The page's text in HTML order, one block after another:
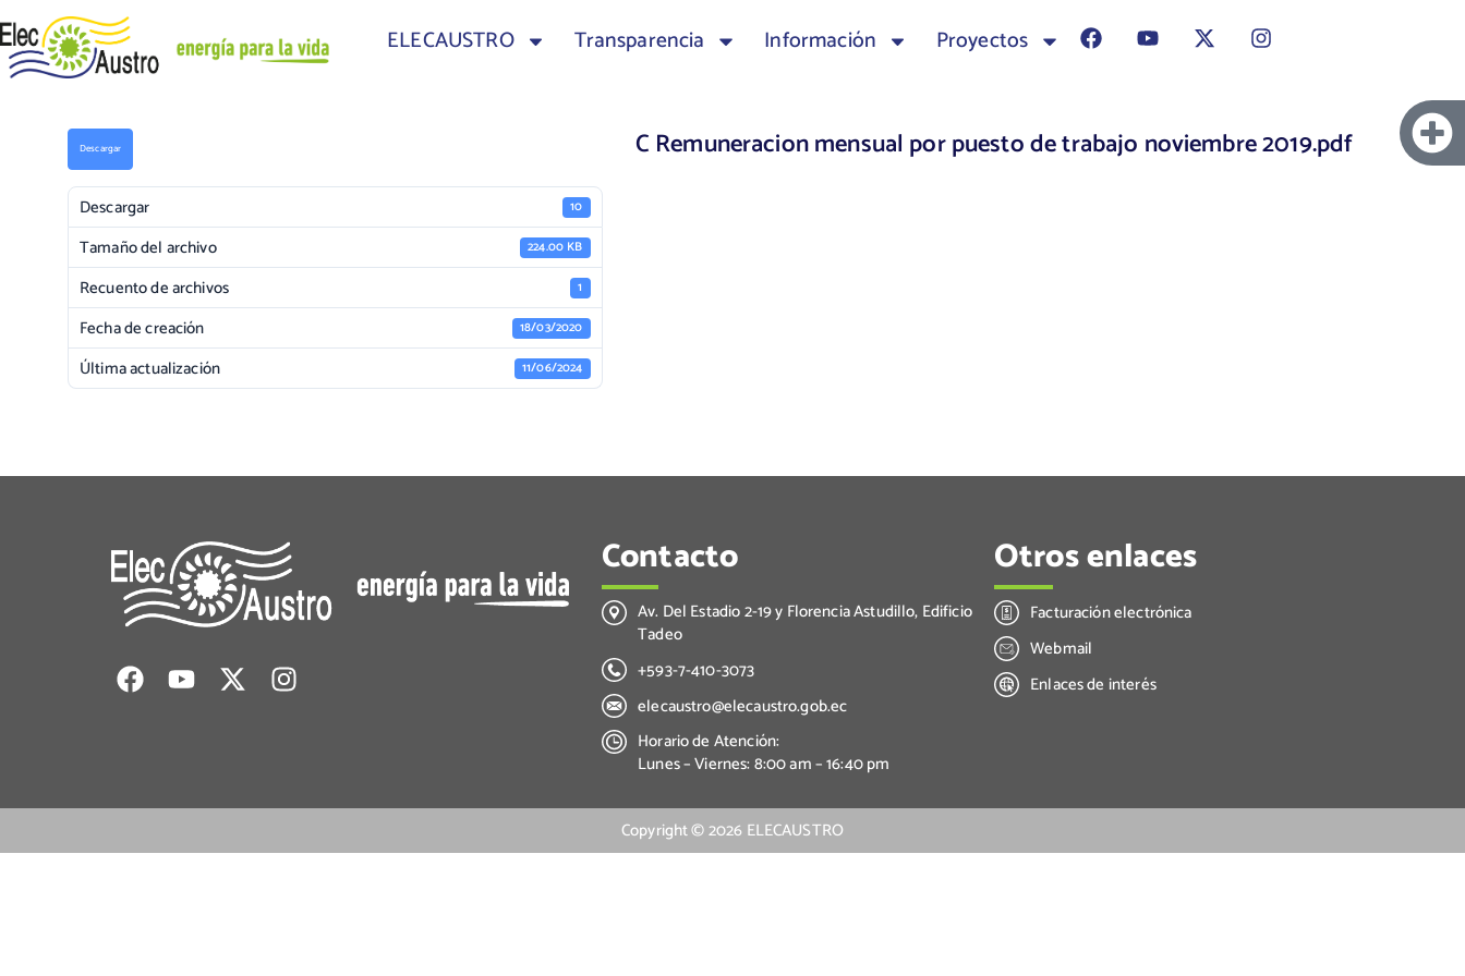
ELECAUSTRO Transparencia Información Proyectos
Descargar
Descargar 10
Tamaño del archivo 224.00 KB
Recuento de archivos 1
Fecha de creación 18/03/2020
Última actualización 11/06/2024
C Remuneracion mensual por puesto de trabajo noviembre 2019.pdf
Contacto
Av. Del Estadio 2-19 y Florencia Astudillo, Edificio
Tadeo
+593-7-410-3073
elecaustro@elecaustro.gob.ec
Horario de Atención:
Lunes – Viernes: 8:00 am – 16:40 pm
Otros enlaces
Facturación electrónica
Webmail
Enlaces de interés
Copyright ©2026 ELECAUSTRO